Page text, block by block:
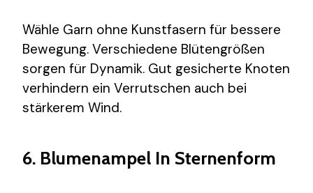
Wähle Garn ohne Kunstfasern für bessere
Bewegung. Verschiedene Blütengrößen
sorgen für Dynamik. Gut gesicherte Knoten
verhindern ein Verrutschen auch bei
stärkerem Wind.
6. Blumenampel In Sternenform